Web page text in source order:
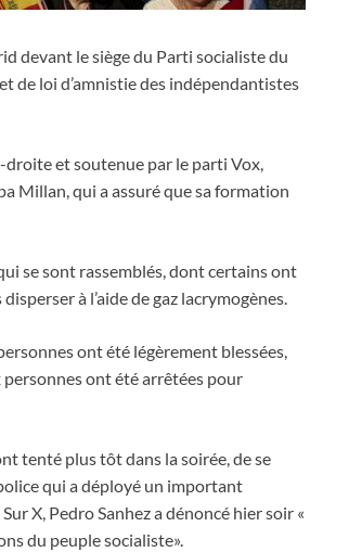
devant le siège du Parti socialiste du
de loi d’amnistie des indépendantistes
droite et soutenue par le parti Vox,
Millan, qui a assuré que sa formation
se sont rassemblés, dont certains ont
à l’aide de gaz lacrymogènes.
ont été légèrement blessées,
ont été arrêtées pour
tenté plus tôt dans la soirée, de se
qui a déployé un important
X, Pedro Sanhez a dénoncé hier soir «
du peuple socialiste».